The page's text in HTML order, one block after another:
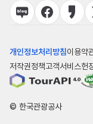
개인정보처리방침이용약
저작권정책고객서비스헌
© 한국관광공사